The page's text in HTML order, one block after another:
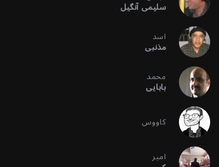
سلیمی آنگیل
اسد
مذنبی
محمد
بابایی
کاووس
امیر